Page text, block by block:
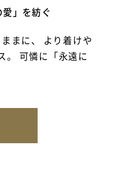
」を紡ぐ
まに、 より着けや
。 可憐に「永遠に